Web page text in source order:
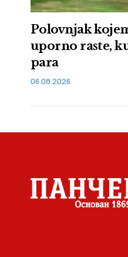
Polovnjak
uporno raste,
para
06.08.2026